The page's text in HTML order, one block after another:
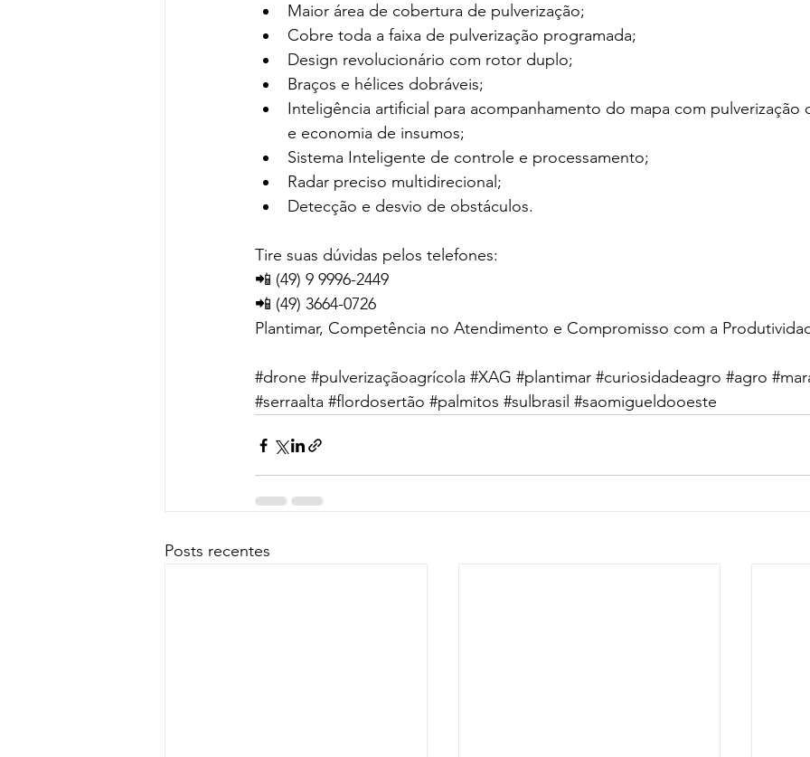
Maior área de cobertura de pulverização;
Cobre toda a faixa de pulverização programada;
Design revolucionário com rotor duplo;
Braços e hélices dobráveis;
Inteligência artificial para acompanhamento do mapa com pulverização
e economia de insumos;
Sistema Inteligente de controle e processamento;
Radar preciso multidirecional;
Detecção e desvio de obstáculos.
Tire suas dúvidas pelos telefones:
📲 (49) 9 9996-2449
📲 (49) 3664-0726
Plantimar, Competência no Atendimento e Compromisso com a
#drone #pulverizaçãoagrícola #XAG #plantimar #curiosidadeagro #agro
#serraalta #flordosertão #palmitos #sulbrasil #saomigueldooeste
Posts recentes